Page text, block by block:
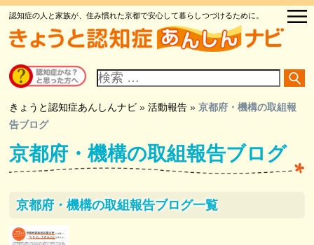
認知症の人と家族が、住み慣れた京都で安心して暮らしつづけるために。
イ
ト
検
索
きょうと認知症あんしんナビ »活動報告 »京都府・機構の取組報
告ブログ
京都府・機構の取組報告ブログ
京都府・機構の取組報告ブログ一覧